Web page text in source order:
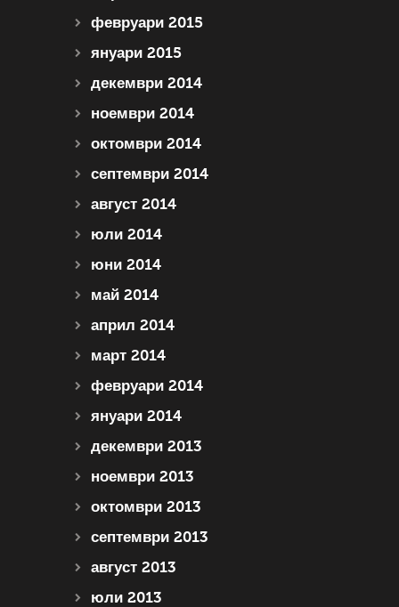
февруари 2015
януари 2015
декември 2014
ноември 2014
октомври 2014
септември 2014
август 2014
юли 2014
юни 2014
май 2014
април 2014
март 2014
февруари 2014
януари 2014
декември 2013
ноември 2013
октомври 2013
септември 2013
август 2013
юли 2013